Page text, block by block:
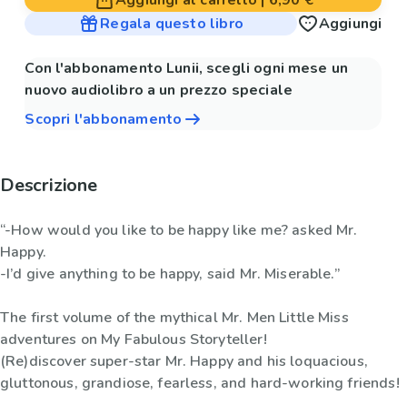
Regala questo libro
Aggiungi
Con l'abbonamento Lunii, scegli ogni mese un
nuovo audiolibro a un prezzo speciale
Scopri l'abbonamento
Descrizione
“-How would you like to be happy like me? asked Mr.
Happy.
-I’d give anything to be happy, said Mr. Miserable.”
The first volume of the mythical Mr. Men Little Miss
adventures on My Fabulous Storyteller!
(Re)discover super-star Mr. Happy and his loquacious,
gluttonous, grandiose, fearless, and hard-working friends!